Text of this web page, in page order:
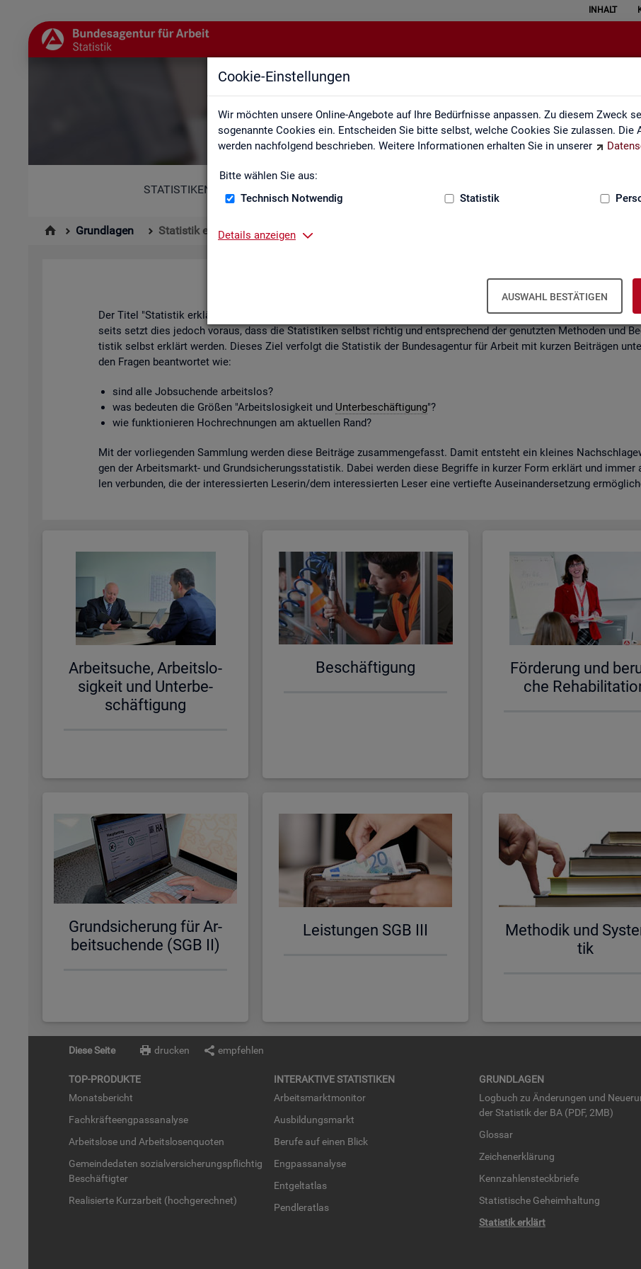
Cookie-Einstellungen
Wir möchten unsere Online-Angebote auf Ihre Bedürfnisse anpassen. Zu diesem Zweck
sogenannte Cookies ein. Entscheiden Sie bitte selbst, welche Cookies Sie zulassen. Die
werden nachfolgend beschrieben. Weitere Informationen erhalten Sie in unserer
Bitte wählen Sie aus:
Technisch Notwendig
Statistik
Details anzeigen
AUSWAHL BESTÄTIGEN
INHALT
Statistik erklärt
STATISTIKEN
Grundlagen Statistik erklärt
Sta­tis­tik er­klärt
Der Titel "Sta­tis­tik er­klärt" kann in zwei­er­lei Weise ver­stan­den wer­den. Ei­ner­seits kön­nen mit sta­tis­ti­schen
seits setzt dies je­doch vor­aus, dass die Sta­tis­ti­ken selbst rich­tig und ent­spre­chend der ge­nutz­ten Me­tho­den und
tis­tik selbst er­klärt wer­den. Die­ses Ziel ver­folgt die Sta­tis­tik der Bun­des­agen­tur für Ar­beit mit kur­zen Bei­trä­gen
den Fra­gen be­ant­wor­tet wie:
sind alle Job­su­chen­de ar­beits­los?
was be­deu­ten die Grö­ßen "Ar­beits­lo­sig­keit und Un­ter­be­schäf­ti­gung"?
wie funk­tio­nie­ren Hoch­rech­nun­gen am ak­tu­el­len Rand?
Mit der vor­lie­gen­den Samm­lung wer­den diese Bei­trä­ge zu­sam­men­ge­fasst. Damit ent­steht ein klei­nes
gen der Ar­beits­markt- und Grund­si­che­rungs­sta­tis­tik. Dabei wer­den diese Be­grif­fe in kur­zer Form er­klärt und
len ver­bun­den, die der in­ter­es­sier­ten Le­se­rin/dem in­ter­es­sier­ten Leser eine ver­tief­te Aus­ein­an­der­set­zung
Ar­beit­su­che, Ar­beits­lo­
sig­keit und Un­ter­be­
schäf­ti­gung
Be­schäf­ti­gung
För­de­rung und
che
Grund­si­che­rung für Ar­
beit­su­chen­de (SGB II)
Leis­tun­gen SGB III
Me­tho­dik und
tik
Diese Seite drucken empfehlen
TOP-PRO­DUK­TE
Mo­nats­be­richt
Fach­kräf­te­eng­pass­ana­ly­se
Ar­beits­lo­se und Ar­beits­lo­sen­quo­ten
Ge­mein­de­da­ten so­zi­al­ver­si­che­rungs­pflich­tig
Be­schäf­tig­ter
Rea­li­sier­te Kurz­ar­beit (hoch­ge­rech­net)
IN­TER­AK­TI­VE STA­TIS­TI­KEN
Ar­beits­markt­mo­ni­tor
Aus­bil­dungs­markt
Be­ru­fe auf einen Blick
Eng­pass­ana­ly­se
Ent­gel­t­at­las
Pend­ler­at­las
GRUND­LA­GEN
Log­buch zu Än­de­run­gen und
der Sta­tis­tik der BA (PDF, 2MB)
Glos­sar
Zei­chen­er­klä­rung
Kenn­zah­len­steck­brie­fe
Sta­tis­ti­sche Ge­heim­hal­tung
Sta­tis­tik er­klärt